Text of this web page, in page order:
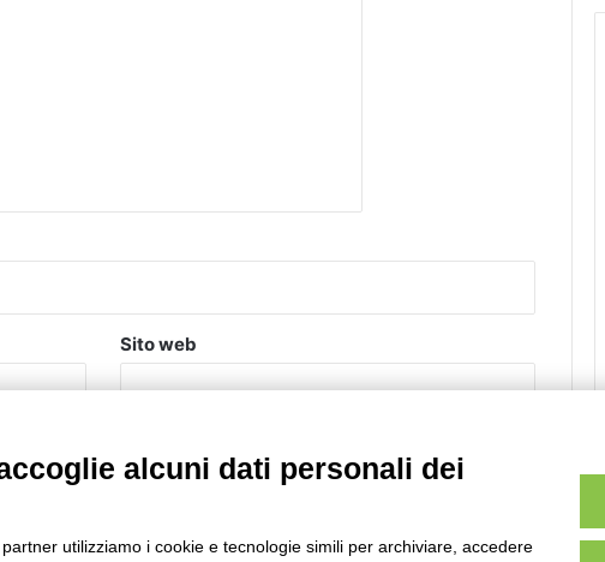
Sito web
spam.
alcuni dati personali dei
utilizziamo i cookie e tecnologie simili per archiviare, accedere